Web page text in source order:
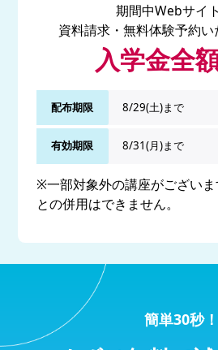
期間中Webサイ
資料請求・無料体験予約い
入学金全
配布期限 8/29(土)まで
有効期限 8/31(月)まで
※一部対象外の講座がござい
との併用はできません。
簡単30秒！